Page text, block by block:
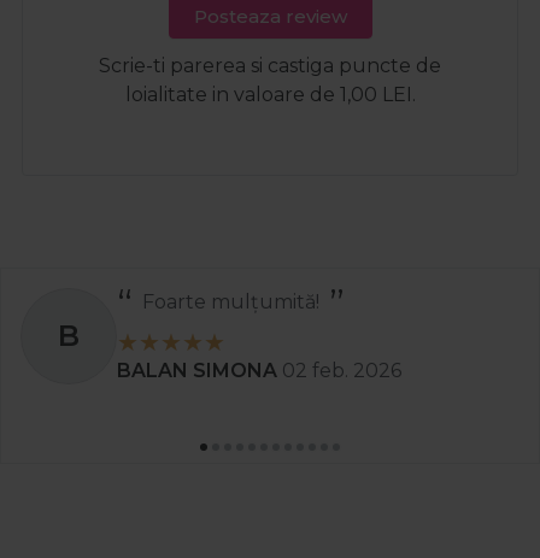
Posteaza review
Scrie-ti parerea si castiga puncte de
loialitate in valoare de 1,00 LEI.
B
Foarte mulțumită!
BALAN SIMONA 02 feb. 2026